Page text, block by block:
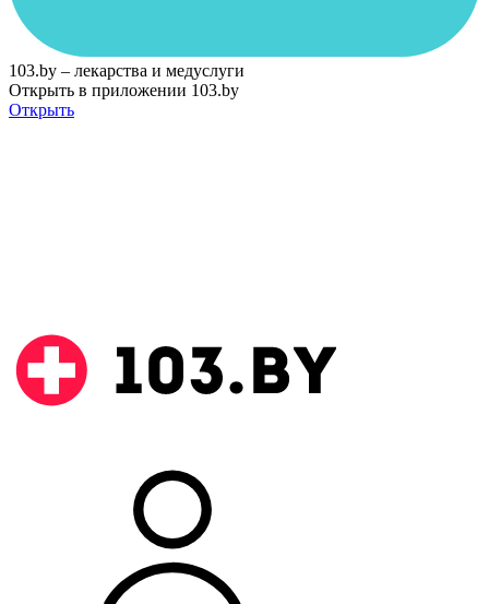
103.by – лекарства и медуслуги
Открыть в приложении 103.by
Открыть